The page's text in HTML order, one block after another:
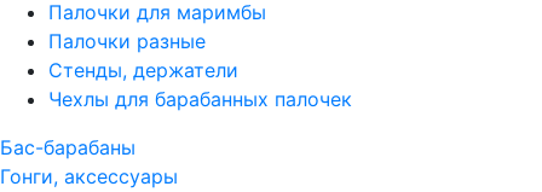
Палочки для маримбы
Палочки разные
Стенды, держатели
Чехлы для барабанных палочек
Бас-барабаны
Гонги, аксессуары